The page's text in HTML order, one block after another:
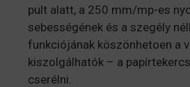
pult alatt, a 250 mm/mp-es
sebességének és a szegély
funkciójának köszönhetoen a
kiszolgálhatók – a
cserélni.